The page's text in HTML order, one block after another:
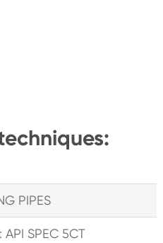
PIPES
API SPEC 5CT